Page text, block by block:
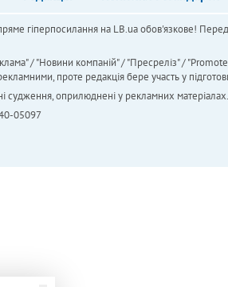
гіперпосилання на LB.ua обов'язкове!
/ "Новини компаній" / "Пресреліз" /
проте редакція бере участь у
судження, оприлюднені у рекламних
05097